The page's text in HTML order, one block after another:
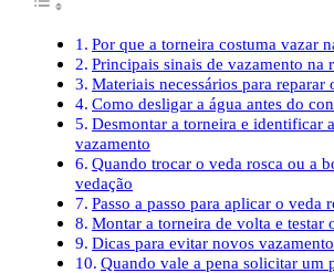
Por que a torneira costuma vazar
Principais sinais de vazamento na
Materiais necessários para reparar
Como desligar a água antes do
Desmontar a torneira e identificar
vazamento
Quando trocar o veda rosca ou a
vedação
Passo a passo para aplicar o veda
Montar a torneira de volta e testar
Dicas para evitar novos
Quando vale a pena solicitar um